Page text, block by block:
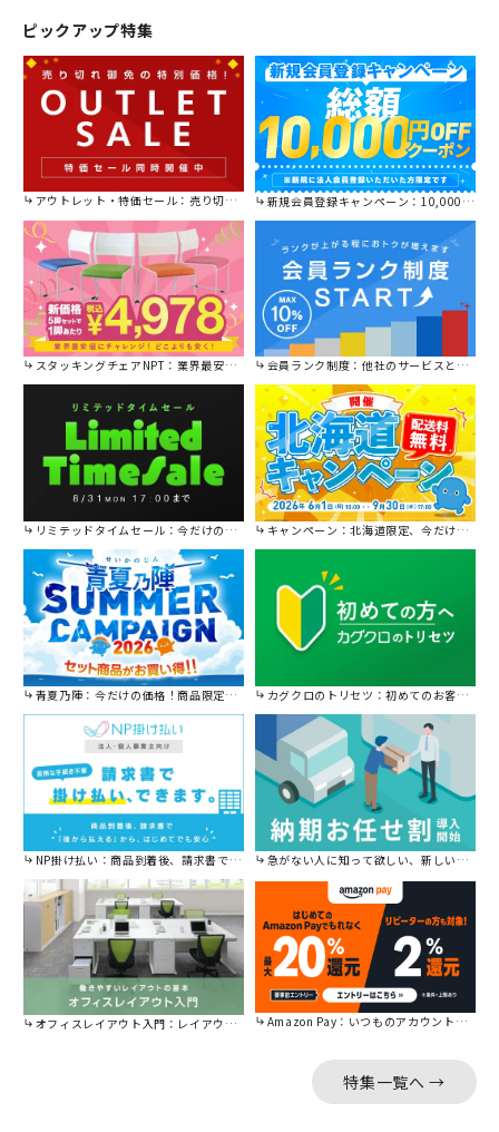
ピックアップ特集
アウトレット・特価セール：売り切れ御免の特別価格！ 新規会員登録キャンペーン：10,000円OFFクーポン進呈中！
スタッキングチェアNPT：業界最安値に挑戦！ 会員ランク制度：他社のサービスと比較してください。
リミテッドタイムセール：今だけの限定セール。 キャンペーン：北海道限定、今だけ送料無料！
青夏乃陣：今だけの価格！商品限定セール開催中です。 カグクロのトリセツ：初めてのお客様はこちら。
NP掛け払い：商品到着後、請求書で後から払えます。 急がない人に知って欲しい、新しい割引を始めました。
オフィスレイアウト入門：レイアウトの基本をご紹介。 Amazon Pay：いつものアカウントで簡単に決済可能。
特集一覧へ →